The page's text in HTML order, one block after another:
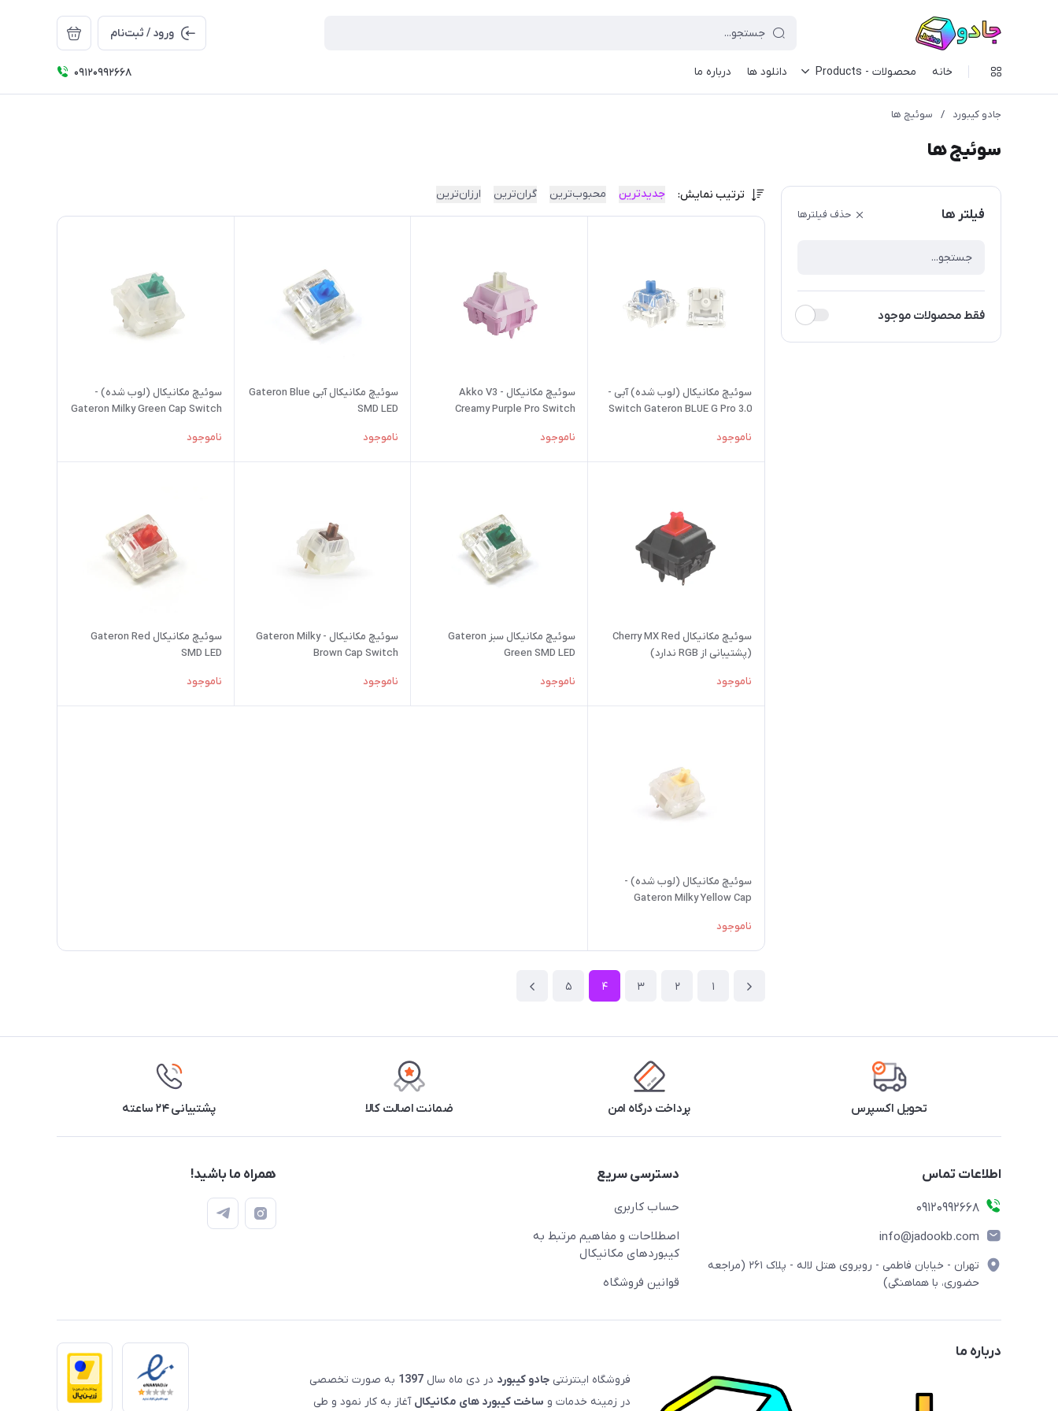
ورود / ثبت‌نام
خانه محصولات - Products دانلود ها درباره ما 09120992668
جادو کیبورد / سوئیچ ها
سوئیچ ها
فیلتر ها حذف فیلترها
فقط محصولات موجود
ترتیب نمایش: جدیدترین محبوب‌ترین گران‌ترین ارزان‌ترین
سوئیچ مکانیکال (لوب شده) آبی -
Switch Gateron BLUE G Pro 3.0
ناموجود
سوئیچ مکانیکال - Akko V3
Creamy Purple Pro Switch
ناموجود
سوئیچ مکانیکال آبی Gateron Blue
SMD LED
ناموجود
سوئیچ مکانیکال (لوب شده) -
Gateron Milky Green Cap Switch
ناموجود
سوئیچ مکانیکال Cherry MX Red
(پشتیبانی از RGB ندارد)
ناموجود
سوئیچ مکانیکال سبز Gateron
Green SMD LED
ناموجود
سوئیچ مکانیکال - Gateron Milky
Brown Cap Switch
ناموجود
سوئیچ مکانیکال Gateron Red
SMD LED
ناموجود
سوئیچ مکانیکال (لوب شده) -
Gateron Milky Yellow Cap
ناموجود
1
2
3
4
5
تحویل اکسپرس پرداخت درگاه امن ضمانت اصالت کالا پشتیبانی ۲۴ ساعته
اطلاعات تماس
09120992668
info@jadookb.com
تهران - خیابان فاطمی - روبروی هتل لاله - پلاک ٢۶١ (مراجعه
حضوری، با هماهنگی)
دسترسی سریع
حساب کاربری
اصطلاحات و مفاهیم مرتبط به
کیبوردهای مکانیکال
قوانین فروشگاه
همراه ما باشید!
درباره ما
فروشگاه اینترنتی جادو کیبورد در دی ماه سال 1397 به صورت تخصصی
در زمینه خدمات و ساخت کیبورد های مکانیکال آغاز به کار نمود و طی